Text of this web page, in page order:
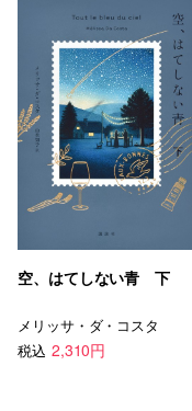
空、はてしない青 下
メリッサ・ダ・コスタ
税込 2,310円